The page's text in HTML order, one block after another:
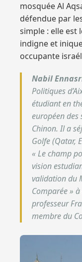
mosquée Al
défendue par
simple : elle est
indigne et
occupante
Nabil
Politiques
étudiant en
européen des
Chinon. Il a
Golfe (Qatar,
« Le champ
vision
validation du
Comparée »
professeur
membre du